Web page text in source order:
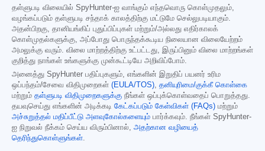
தள்ளுபடி விலையில் SpyHunter-ஐ வாங்கும் எந்தவொரு கொள்முதலும்,
வழங்கப்படும் தள்ளுபடி சந்தாக் காலத்திற்கு மட்டுமே செல்லுபடியாகும்.
அதன்பிறகு, தானியங்கிப் புதுப்பிப்புகள் மற்றும்/அல்லது எதிர்காலக்
கொள்முதல்களுக்கு, அப்போது பொருந்தக்கூடிய நிலையான விலையேற்றம்
அமலுக்கு வரும். விலை மாற்றத்திற்கு உட்பட்டது, இருப்பினும் விலை மாற்றங்கள்
குறித்து நாங்கள் உங்களுக்கு முன்கூட்டியே அறிவிப்போம்.
அனைத்து SpyHunter பதிப்புகளும், எங்களின் இறுதிப் பயனர் உரிம
ஒப்பந்தம்/சேவை விதிமுறைகள் (EULA/TOS), தனியுரிமை/குக்கீ கொள்கை
மற்றும் தள்ளுபடி விதிமுறைகளுக்கு நீங்கள் ஒப்புக்கொள்வதைப் பொறுத்தது.
தயவுசெய்து எங்களின் அடிக்கடி கேட்கப்படும் கேள்விகள் (FAQs) மற்றும்
அச்சுறுத்தல் மதிப்பீட்டு அளவுகோல்களையும் பார்க்கவும். நீங்கள் SpyHunter-
ஐ நிறுவல் நீக்கம் செய்ய விரும்பினால், அதற்கான வழியைத்
தெரிந்துகொள்ளுங்கள்.